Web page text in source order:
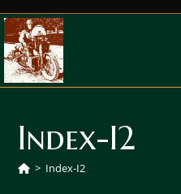
Index-I2
> Index-I2